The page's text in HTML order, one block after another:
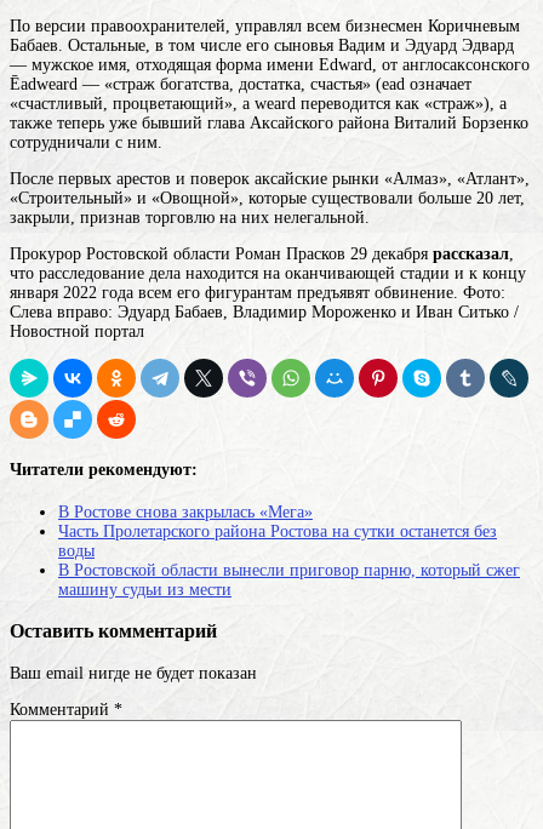
По версии правоохранителей, управлял всем бизнесмен Коричневым
Бабаев. Остальные, в том числе его сыновья Вадим и Эдуард Эдвард
— мужское имя, отходящая форма имени Edward, от англосаксонского
Ēadweard — «страж богатства, достатка, счастья» (ead означает
«счастливый, процветающий», а weard переводится как «страж») , а
также теперь уже бывший глава Аксайского района Виталий Борзенко
сотрудничали с ним.
После первых арестов и поверок аксайские рынки «Алмаз», «Атлант»,
«Строительный» и «Овощной», которые существовали больше 20 лет,
закрыли, признав торговлю на них нелегальной.
Прокурор Ростовской области Роман Прасков 29 декабря рассказал
что расследование дела находится на оканчивающей стадии и к концу
января 2022 года всем его фигурантам предъявят обвинение. Фото:
Слева вправо: Эдуард Бабаев, Владимир Мороженко и Иван Ситько /
Новостной портал
Читатели рекомендуют:
В Ростове снова закрылась «Мега»
Часть Пролетарского района Ростова на сутки останется без
воды
В Ростовской области вынесли приговор парню, который сжег
машину судьи из мести
Оставить комментарий
Ваш email нигде не будет показан
Комментарий *